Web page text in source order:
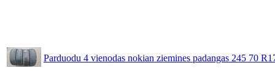
Parduodu 4 vienodas nokian ziemines padangas 245 70